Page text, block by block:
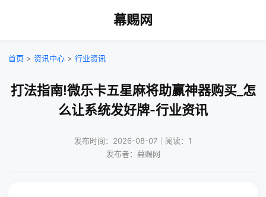
幕赐网
首页 > 资讯中心 > 行业资讯
打法指南!微乐卡五星麻将助赢神器购买_怎
么让系统发好牌-行业资讯
发布时间：2026-08-07｜阅读：1
发布者：幕赐网